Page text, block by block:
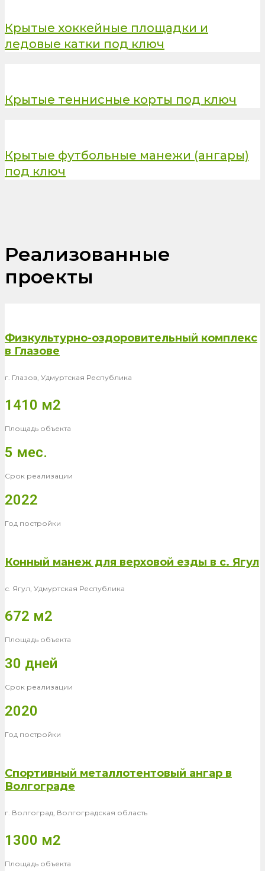
Крытые хоккейные площадки и
ледовые катки под ключ
Крытые теннисные корты под ключ
Крытые футбольные манежи (ангары)
под ключ
Реализованные
проекты
Физкультурно-оздоровительный комплекс
в Глазове
г. Глазов, Удмуртская Республика
1410 м2
Площадь объекта
5 мес.
Срок реализации
2022
Год постройки
Конный манеж для верховой езды в с. Ягул
с. Ягул, Удмуртская Республика
672 м2
Площадь объекта
30 дней
Срок реализации
2020
Год постройки
Спортивный металлотентовый ангар в
Волгограде
г. Волгоград, Волгоградская область
1300 м2
Площадь объекта